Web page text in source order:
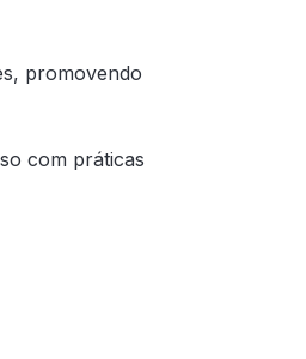
promovendo
com práticas